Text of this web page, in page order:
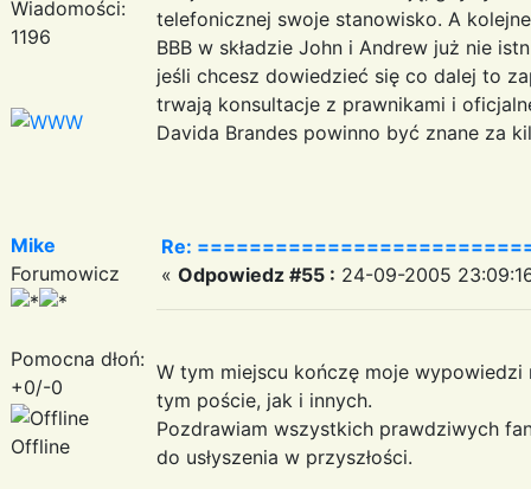
Wiadomości:
1196
telefonicznej swoje stanowisko. A
BBB w składzie John i Andrew już nie
jeśli chcesz dowiedzieć się co dalej to
trwają konsultacje z prawnikami i
Davida Brandes powinno być znane za
Mike
Forumowicz
Pomocna dłoń:
+0/-0
Offline
Re:
« Odpowiedz #55 : 24-09-2005
W tym miejscu kończę moje
tym poście, jak i innych.
Pozdrawiam wszystkich prawdziwych
do usłyszenia w przyszłości.